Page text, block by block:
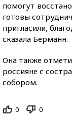
помогут
готовы
пригласили,
сказала Берманн.
Она также
россияне с
собором.
0 0